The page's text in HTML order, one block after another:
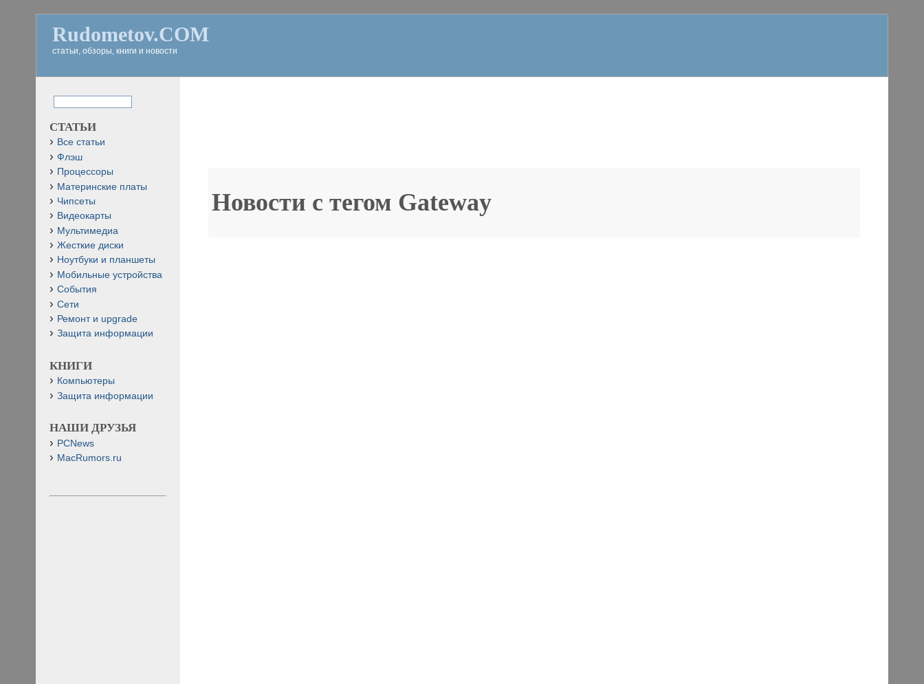
Rudometov.COM
статьи, обзоры, книги и новости
Новости с тегом Gateway
СТАТЬИ
Все статьи
Флэш
Процессоры
Материнские платы
Чипсеты
Видеокарты
Мультимедиа
Жесткие диски
Ноутбуки и планшеты
Мобильные устройства
События
Сети
Ремонт и upgrade
Защита информации
КНИГИ
Компьютеры
Защита информации
НАШИ ДРУЗЬЯ
PCNews
MacRumors.ru